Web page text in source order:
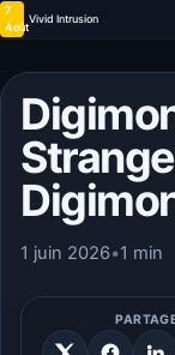
7
Août
Vivid Intrusion
1 juin 2026•1 min